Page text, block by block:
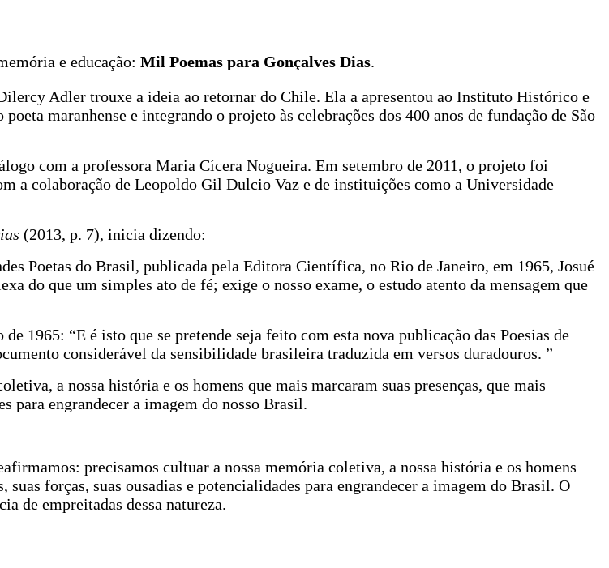
e educação: Mil Poemas para Gonçalves Dias.
Adler trouxe a ideia ao retornar do Chile. Ela a apresentou ao Instituto Histórico e
maranhense e integrando o projeto às celebrações dos 400 anos de fundação de São
com a professora Maria Cícera Nogueira. Em setembro de 2011, o projeto foi
a colaboração de Leopoldo Gil Dulcio Vaz e de instituições como a Universidade
(2013, p. 7), inicia dizendo:
Poetas do Brasil, publicada pela Editora Científica, no Rio de Janeiro, em 1965, Josué
do que um simples ato de fé; exige o nosso exame, o estudo atento da mensagem que
1965: “E é isto que se pretende seja feito com esta nova publicação das Poesias de
considerável da sensibilidade brasileira traduzida em versos duradouros. ”
a nossa história e os homens que mais marcaram suas presenças, que mais
para engrandecer a imagem do nosso Brasil.
precisamos cultuar a nossa memória coletiva, a nossa história e os homens
forças, suas ousadias e potencialidades para engrandecer a imagem do Brasil. O
de empreitadas dessa natureza.